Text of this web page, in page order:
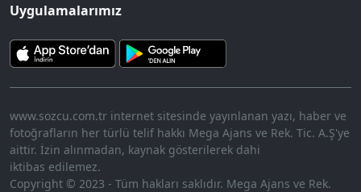
Uygulamalarımız
www.sozcu.com.tr internet sitesinde yayınlanan yazı, haber ve
fotoğrafların her türlü telif hakkı Mega Ajans ve Rek. Tic. A.Ş'ye
aittir. İzin alınmadan, kaynak gösterilerek dahi
iktibas edilemez.
Copyright © 2023 - Tüm hakları saklıdır. Mega Ajans ve Rek.